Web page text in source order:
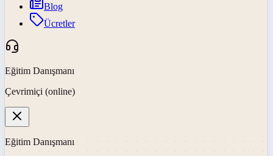
Blog
Ücretler
Eğitim Danışmanı
Çevrimiçi (online)
Eğitim Danışmanı